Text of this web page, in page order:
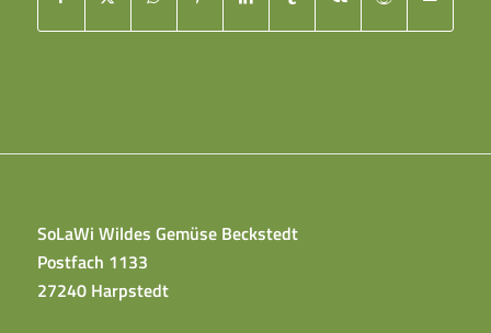
SoLaWi Wildes Gemüse Beckstedt
Postfach 1133
27240 Harpstedt